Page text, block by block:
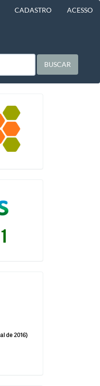
CADASTRO ACESSO
BUSCAR